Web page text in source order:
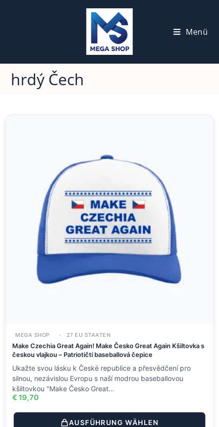
Menü
hrdý Čech
MEGA SHOP 27 EU STAATEN
Make Czechia Great Again! Make Česko Great Again Kšiltovka s
českou vlajkou – Patriotičtí baseballová čepice
Ukažte svou lásku k České republice a přesvědčení pro
silnou, nezávislou Evropu s naší modrou baseballovou
kšiltovkou "Make Česko Great…
€19,70
AUSFÜHRUNG WÄHLEN